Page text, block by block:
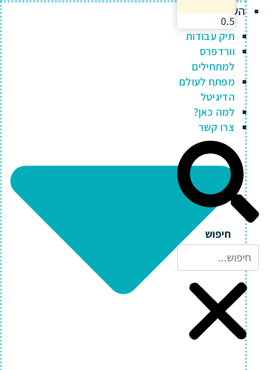
תיק עבודות
וורדפרס
למתחילים
מפתח לעולם
הדיגיטל
למה כאן?
צרו קשר
חיפוש
השירותים שלנו